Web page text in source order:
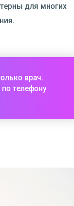
для многих
врач.
телефону